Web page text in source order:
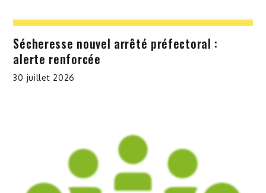
Sécheresse nouvel arrêté préfectoral :
alerte renforcée
30 juillet 2026